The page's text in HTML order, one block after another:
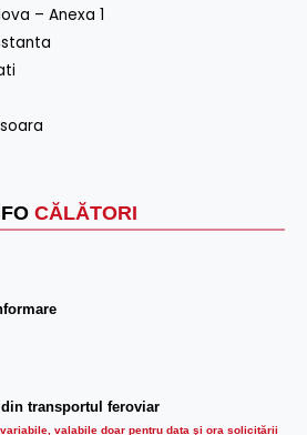
CĂLĂTORI
transportul feroviar
valabile doar pentru data şi ora solicitării
–Anexa 1